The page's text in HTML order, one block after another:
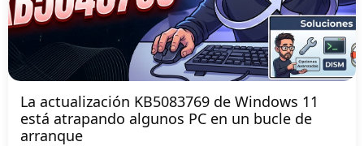
La actualización KB5083769 de Windows 11
está atrapando algunos PC en un bucle de
arranque